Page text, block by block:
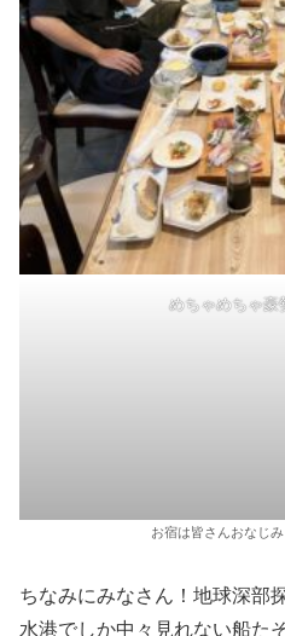
めちゃめちゃ豪
お宿は皆さんおなじ
ちなみにみなさん！地球深部
水港でしか中々見れない船た